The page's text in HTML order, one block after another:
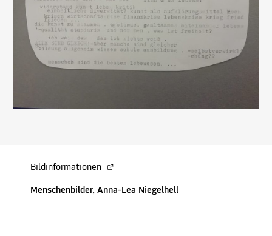
Bildinformationen
Menschenbilder, Anna-Lea Niegelhell